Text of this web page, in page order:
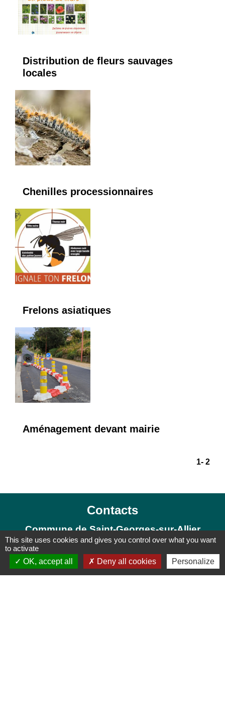
Distribution de fleurs sauvages
locales
Chenilles processionnaires
Frelons asiatiques
Aménagement devant mairie
1- 2
Contacts
Commune de Saint-Georges-sur-Allier
3 Route de Lignat
63800 Saint-Georges-sur-Allier - FRANCE
+33 4 73 69 51 15
This site uses cookies and gives you control over what you want
to activate
OK, accept all
Deny all cookies Personalize